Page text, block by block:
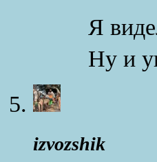
Я
Ну и
izvozshik